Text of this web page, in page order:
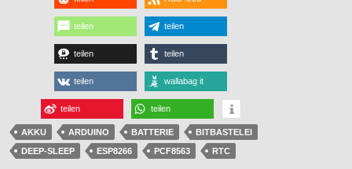
teilen teilen
teilen teilen
teilen wallabag it
teilen teilen
AKKU ARDUINO BATTERIE
BITBASTELEI
DEEP-SLEEP
ESP8266 PCF8563 RTC